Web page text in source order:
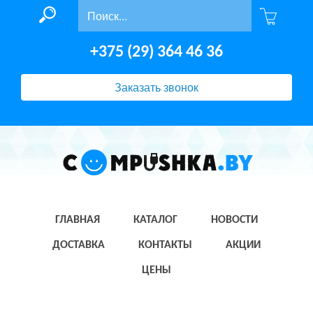
+375 (29) 364 46 36
Заказать звонок
ГЛАВНАЯ КАТАЛОГ НОВОСТИ
ДОСТАВКА КОНТАКТЫ АКЦИИ
ЦЕНЫ